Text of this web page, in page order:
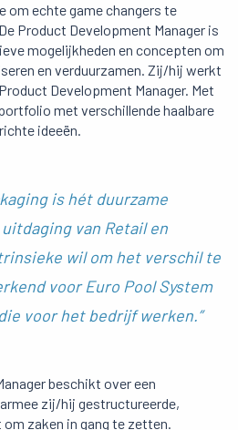
om echte game changers te
Product Development Manager is
mogelijkheden en concepten om
en verduurzamen. Zij/hij werkt
Development Manager. Met
met verschillende haalbare
ideeën.
is hét duurzame
van Retail en
wil om het verschil te
voor Euro Pool System
voor het bedrijf werken.”
beschikt over een
zij/hij gestructureerde,
zaken in gang te zetten.